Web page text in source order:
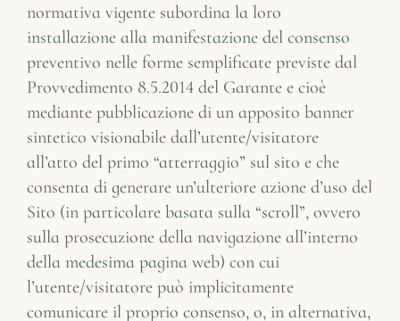
normativa vigente subordina la loro
installazione alla manifestazione del consenso
preventivo nelle forme semplificate previste dal
Provvedimento 8.5.2014 del Garante e cioè
mediante pubblicazione di un apposito banner
sintetico visionabile dall’utente/visitatore
all’atto del primo “atterraggio” sul sito e che
consenta di generare un’ulteriore azione d’uso del
Sito (in particolare basata sulla “scroll”, ovvero
sulla prosecuzione della navigazione all’interno
della medesima pagina web) con cui
l’utente/visitatore può implicitamente
comunicare il proprio consenso, o, in alternativa,